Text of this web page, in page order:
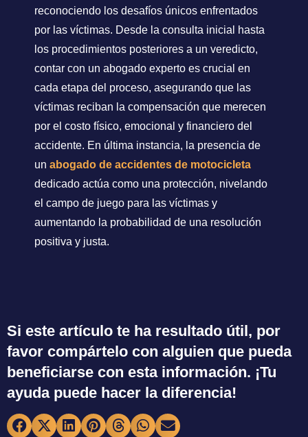
reconociendo los desafíos únicos enfrentados
por las víctimas. Desde la consulta inicial hasta
los procedimientos posteriores a un veredicto,
contar con un abogado experto es crucial en
cada etapa del proceso, asegurando que las
víctimas reciban la compensación que merecen
por el costo físico, emocional y financiero del
accidente. En última instancia, la presencia de
un abogado de accidentes de motocicleta
dedicado actúa como una protección, nivelando
el campo de juego para las víctimas y
aumentando la probabilidad de una resolución
positiva y justa.
Si este artículo te ha resultado útil, por
favor compártelo con alguien que pueda
beneficiarse con esta información. ¡Tu
ayuda puede hacer la diferencia!